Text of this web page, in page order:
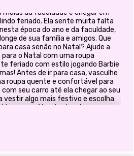
malas da faculdade e chegar em
feriado. Ela sente muita falta
época do ano e da faculdade,
de sua família e amigos. Que
casa senão no Natal? Ajude a
o Natal com uma roupa
feriado com estilo jogando Barbie
Antes de ir para casa, vasculhe
roupa quente e confortável para
com seu carro até ela chegar ao seu
vestir algo mais festivo e escolha
um suéter de pinguim com uma
no Natal, como brincos de globo ou
se aqui queridos e que